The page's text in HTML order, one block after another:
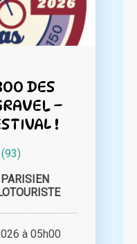
DES
–
!
à 05h00